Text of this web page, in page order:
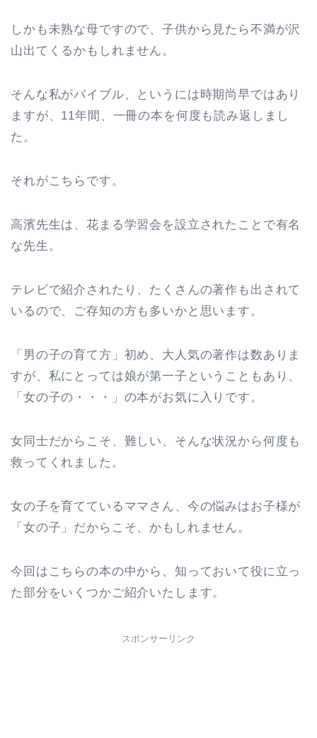
しかも未熟な母ですので、子供から見たら不満が沢
山出てくるかもしれません。
そんな私がバイブル、というには時期尚早ではあり
ますが、11年間、一冊の本を何度も読み返しまし
た。
それがこちらです。
高濱先生は、花まる学習会を設立されたことで有名
な先生。
テレビで紹介されたり、たくさんの著作も出されて
いるので、ご存知の方も多いかと思います。
「男の子の育て方」初め、大人気の著作は数ありま
すが、私にとっては娘が第一子ということもあり、
「女の子の・・・」の本がお気に入りです。
女同士だからこそ、難しい、そんな状況から何度も
救ってくれました。
女の子を育てているママさん、今の悩みはお子様が
「女の子」だからこそ、かもしれません。
今回はこちらの本の中から、知っておいて役に立っ
た部分をいくつかご紹介いたします。
スポンサーリンク